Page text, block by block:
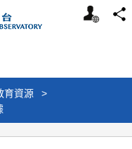
個
分
育資源
>